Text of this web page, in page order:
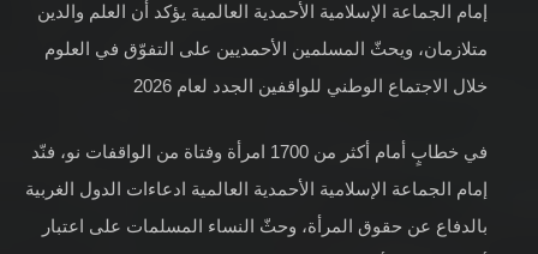
إمام الجماعة الإسلامية الأحمدية العالمية يؤكد أن العلم والدين
متلازمان، ويحثّ المسلمين الأحمديين على التفوّق في العلوم
خلال الاجتماع الوطني للواقفين الجدد لعام 2026
في خطابٍ أمام أكثر من 1700 امرأة وفتاة من الواقفات نو، فنّد
إمام الجماعة الإسلامية الأحمدية العالمية ادعاءات الدول الغربية
بالدفاع عن حقوق المرأة، وحثّ النساء المسلمات على اعتبار